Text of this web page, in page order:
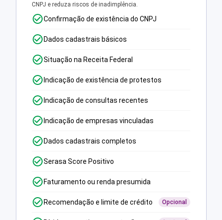
CNPJ e reduza riscos de inadimplência.
Confirmação de existência do CNPJ
Dados cadastrais básicos
Situação na Receita Federal
Indicação de existência de protestos
Indicação de consultas recentes
Indicação de empresas vinculadas
Dados cadastrais completos
Serasa Score Positivo
Faturamento ou renda presumida
Recomendação e limite de crédito Opcional